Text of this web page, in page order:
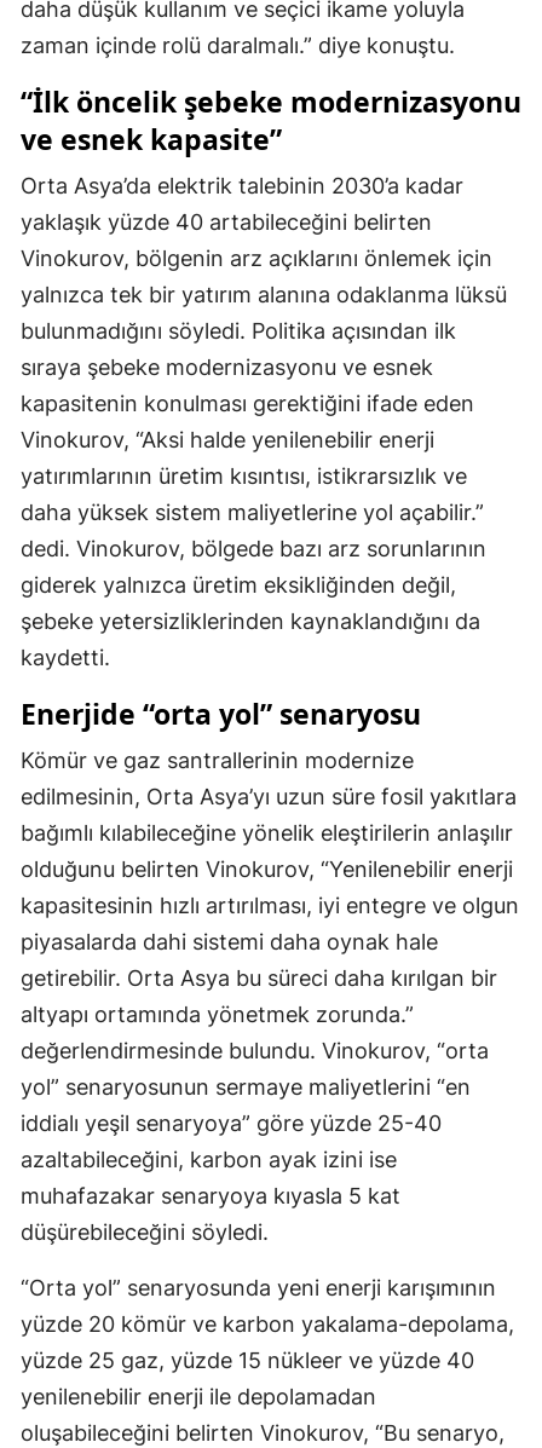
daha düşük kullanım ve seçici ikame yoluyla
zaman içinde rolü daralmalı.” diye konuştu.
“İlk öncelik şebeke modernizasyonu
ve esnek kapasite”
Orta Asya’da elektrik talebinin 2030’a kadar
yaklaşık yüzde 40 artabileceğini belirten
Vinokurov, bölgenin arz açıklarını önlemek için
yalnızca tek bir yatırım alanına odaklanma lüksü
bulunmadığını söyledi. Politika açısından ilk
sıraya şebeke modernizasyonu ve esnek
kapasitenin konulması gerektiğini ifade eden
Vinokurov, “Aksi halde yenilenebilir enerji
yatırımlarının üretim kısıntısı, istikrarsızlık ve
daha yüksek sistem maliyetlerine yol açabilir.”
dedi. Vinokurov, bölgede bazı arz sorunlarının
giderek yalnızca üretim eksikliğinden değil,
şebeke yetersizliklerinden kaynaklandığını da
kaydetti.
Enerjide “orta yol” senaryosu
Kömür ve gaz santrallerinin modernize
edilmesinin, Orta Asya’yı uzun süre fosil yakıtlara
bağımlı kılabileceğine yönelik eleştirilerin anlaşılır
olduğunu belirten Vinokurov, “Yenilenebilir enerji
kapasitesinin hızlı artırılması, iyi entegre ve olgun
piyasalarda dahi sistemi daha oynak hale
getirebilir. Orta Asya bu süreci daha kırılgan bir
altyapı ortamında yönetmek zorunda.”
değerlendirmesinde bulundu. Vinokurov, “orta
yol” senaryosunun sermaye maliyetlerini “en
iddialı yeşil senaryoya” göre yüzde 25-40
azaltabileceğini, karbon ayak izini ise
muhafazakar senaryoya kıyasla 5 kat
düşürebileceğini söyledi.
“Orta yol” senaryosunda yeni enerji karışımının
yüzde 20 kömür ve karbon yakalama-depolama,
yüzde 25 gaz, yüzde 15 nükleer ve yüzde 40
yenilenebilir enerji ile depolamadan
oluşabileceğini belirten Vinokurov, “Bu senaryo,